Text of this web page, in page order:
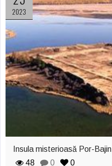
2023
Insula misterioasă Por-Bajin
48
0
0